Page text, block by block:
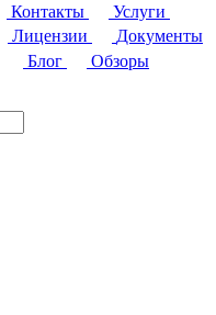
Контакты
Услуги
Лицензии
Документы
Блог
Обзоры